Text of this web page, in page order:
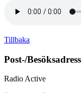
Tillbaka
Post-/Besöksadress
Radio Active